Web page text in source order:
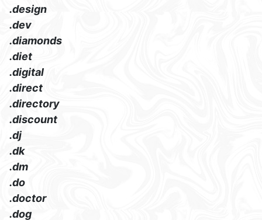
.design
.dev
.diamonds
.diet
.digital
.direct
.directory
.discount
.dj
.dk
.dm
.do
.doctor
.dog